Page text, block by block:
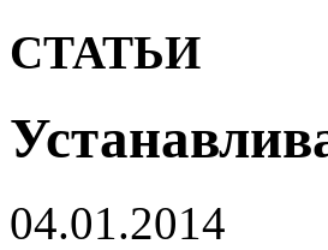
СТАТЬИ
04.01.2014